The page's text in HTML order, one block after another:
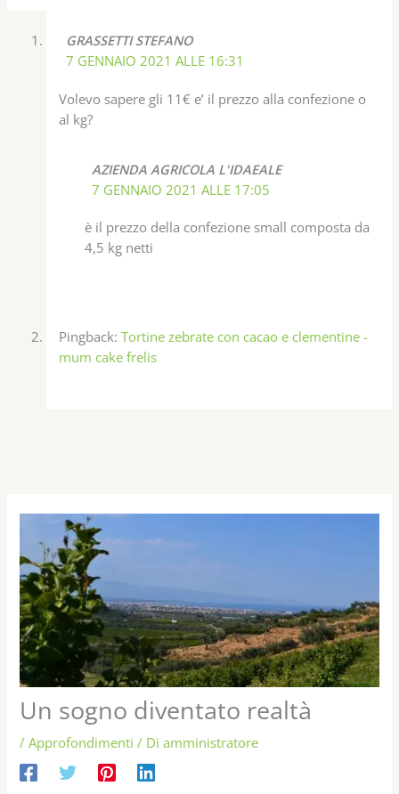
GRASSETTI STEFANO
7 GENNAIO 2021 ALLE 16:31
Volevo sapere gli 11€ e’ il prezzo alla confezione o
al kg?
AZIENDA AGRICOLA L'IDAEALE
7 GENNAIO 2021 ALLE 17:05
è il prezzo della confezione small composta da
4,5 kg netti
Pingback:Tortine zebrate con cacao e clementine -
mum cake frelis
Un sogno diventato realtà
/Approfondimenti / Diamministratore